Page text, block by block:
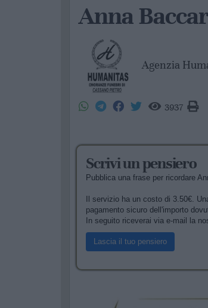
Anna
Agenzia
3937
Scrivi un pensiero
Pubblica una frase per ricordare
Il servizio ha un costo di 3.50€.
pagamento sicuro dell'importo
In seguito riceverai via e-mail la
Lascia il tuo pensiero